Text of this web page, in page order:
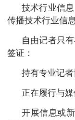
技术行业信
传播技术行业信息
自由记者只
签证：
持有专业记
正在履行与
开展信息或